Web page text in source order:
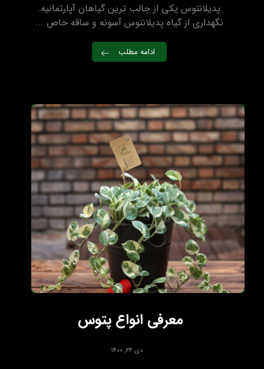
پدیلانتوس یکی از جالب ترین گیاهان آپارتمانیه.
نگهداری از گیاه پدیلانتوس آسونه و ساقه خاص ...
ادامه مطلب
معرفی انواع پتوس
دی ۲۴, ۱۴۰۰